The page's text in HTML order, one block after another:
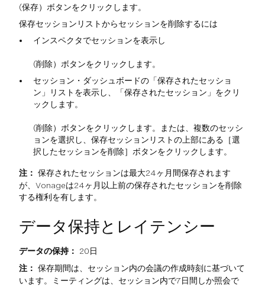
(保存）ボタンをクリックします。
保存セッションリストからセッションを削除するには
インスペクタでセッションを表示し
(削除）ボタンをクリックします。
セッション・ダッシュボードの「保存されたセッショ
ン」リストを表示し、「保存されたセッション」をクリ
ックします。
(削除）ボタンをクリックします。または、複数のセッシ
ョンを選択し、保存セッションリストの上部にある［選
択したセッションを削除］ボタンをクリックします。
注： 保存されたセッションは最大24ヶ月間保存されます
が、Vonageは24ヶ月以上前の保存されたセッションを削除
する権利を有します。
データ保持とレイテンシー
データの保持：
20日
注： 保存期間は、セッション内の会議の作成時刻に基づいて
います。ミーティングは、セッション内で7日間しか照会で